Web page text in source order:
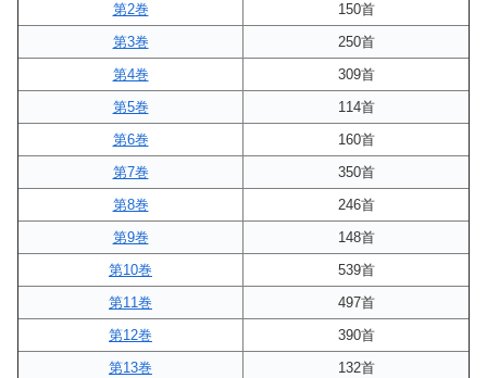
第2巻
150首
第3巻
250首
第4巻
309首
第5巻
114首
第6巻
160首
第7巻
350首
第8巻
246首
第9巻
148首
第10巻
539首
第11巻
497首
第12巻
390首
第13巻
132首